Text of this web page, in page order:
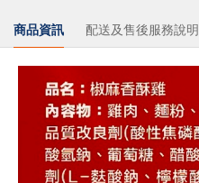
商品資訊 配送及售後服務說明